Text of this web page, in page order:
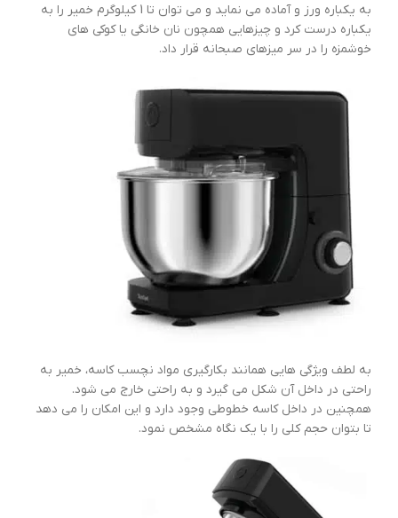
به یکباره ورز و آماده می نماید و می توان تا 1 کیلوگرم خمیر را به
یکباره درست کرد و چیزهایی همچون نان خانگی یا کوکی های
خوشمزه را در سر میزهای صبحانه قرار داد.
به لطف ویژگی هایی همانند بکارگیری مواد نچسب کاسه، خمیر به
راحتی در داخل آن شکل می گیرد و به راحتی خارج می شود.
همچنین در داخل کاسه خطوطی وجود دارد و این امکان را می دهد
تا بتوان حجم کلی را با یک نگاه مشخص نمود.